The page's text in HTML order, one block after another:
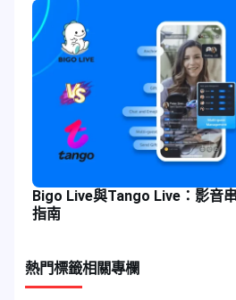
Bigo Live與Tango Live：影音
指南
熱門標籤相關專欄